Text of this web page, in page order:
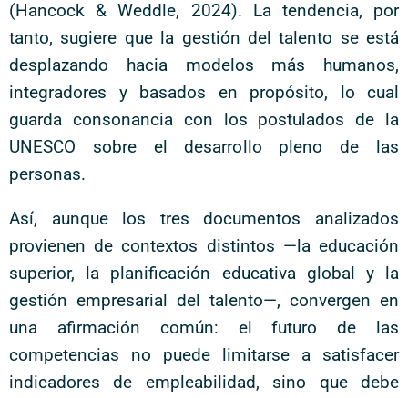
(Hancock & Weddle, 2024). La tendencia, por
tanto, sugiere que la gestión del talento se está
desplazando hacia modelos más humanos,
integradores y basados en propósito, lo cual
guarda consonancia con los postulados de la
UNESCO sobre el desarrollo pleno de las
personas.
Así, aunque los tres documentos analizados
provienen de contextos distintos —la educación
superior, la planificación educativa global y la
gestión empresarial del talento—, convergen en
una afirmación común: el futuro de las
competencias no puede limitarse a satisfacer
indicadores de empleabilidad, sino que debe